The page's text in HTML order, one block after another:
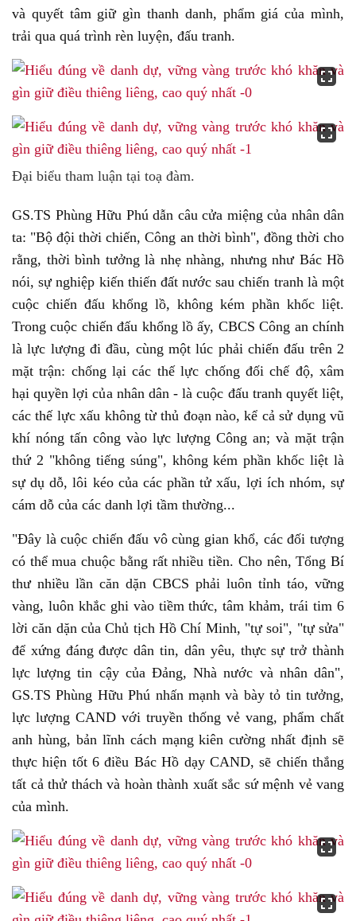
và quyết tâm giữ gìn thanh danh, phẩm giá của mình,
trải qua quá trình rèn luyện, đấu tranh.
Đại biểu tham luận tại toạ đàm.
GS.TS Phùng Hữu Phú dẫn câu cửa miệng của nhân dân
ta: "Bộ đội thời chiến, Công an thời bình", đồng thời cho
rằng, thời bình tưởng là nhẹ nhàng, nhưng như Bác Hồ
nói, sự nghiệp kiến thiến đất nước sau chiến tranh là một
cuộc chiến đấu khổng lồ, không kém phần khốc liệt.
Trong cuộc chiến đấu khổng lồ ấy, CBCS Công an chính
là lực lượng đi đầu, cùng một lúc phải chiến đấu trên 2
mặt trận: chống lại các thế lực chống đối chế độ, xâm
hại quyền lợi của nhân dân - là cuộc đấu tranh quyết liệt,
các thế lực xấu không từ thủ đoạn nào, kể cả sử dụng vũ
khí nóng tấn công vào lực lượng Công an; và mặt trận
thứ 2 "không tiếng súng", không kém phần khốc liệt là
sự dụ dỗ, lôi kéo của các phần tử xấu, lợi ích nhóm, sự
cám dỗ của các danh lợi tầm thường...
"Đây là cuộc chiến đấu vô cùng gian khổ, các đối tượng
có thể mua chuộc bằng rất nhiều tiền. Cho nên, Tổng Bí
thư nhiều lần căn dặn CBCS phải luôn tỉnh táo, vững
vàng, luôn khắc ghi vào tiềm thức, tâm khảm, trái tim 6
lời căn dặn của Chủ tịch Hồ Chí Minh, "tự soi", "tự sửa"
để xứng đáng được dân tin, dân yêu, thực sự trở thành
lực lượng tin cậy của Đảng, Nhà nước và nhân dân",
GS.TS Phùng Hữu Phú nhấn mạnh và bày tỏ tin tưởng,
lực lượng CAND với truyền thống vẻ vang, phẩm chất
anh hùng, bản lĩnh cách mạng kiên cường nhất định sẽ
thực hiện tốt 6 điều Bác Hồ dạy CAND, sẽ chiến thắng
tất cả thử thách và hoàn thành xuất sắc sứ mệnh vẻ vang
của mình.